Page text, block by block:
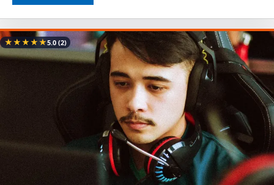
★★★★★5.0(2)